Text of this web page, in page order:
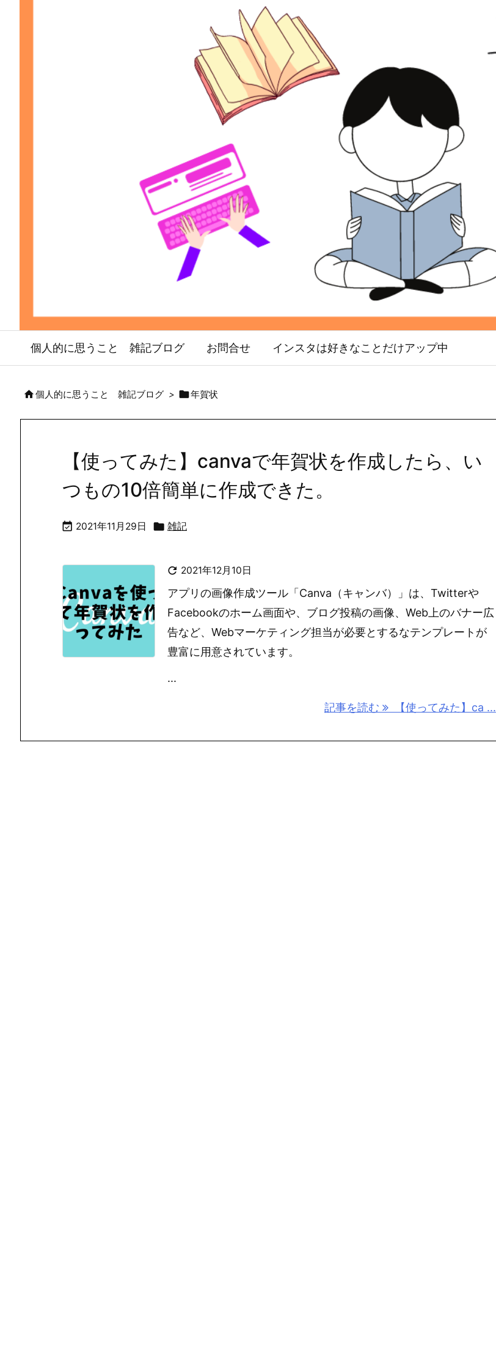
個人的に思うこと 雑記ブログ お問合せ インスタは好きなことだけアップ中
個人的に思うこと 雑記ブログ > 年賀状
【使ってみた】canvaで年賀状を作成したら、い
つもの10倍簡単に作成できた。
 2021年11月29日  雑記
 2021年12月10日
アプリの画像作成ツール「Canva（キャンバ）」は、Twitterや
Facebookのホーム画面や、ブログ投稿の画像、Web上のバナー広
告など、Webマーケティング担当が必要とするなテンプレートが
豊富に用意されています。
...
記事を読む 【使ってみた】ca ...